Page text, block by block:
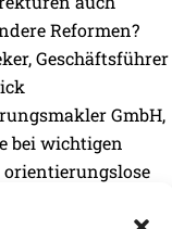
Reformen?
Geschäftsführer
GmbH,
bei wichtigen